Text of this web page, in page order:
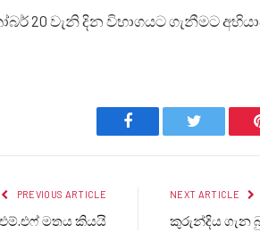
20 වැනි දින විභාගයට ගැනීමට
Facebook Twitter
PREVIOUS ARTICLE
මතය කියයි
NEXT ARTICLE
කුරුන්දිය ගැන